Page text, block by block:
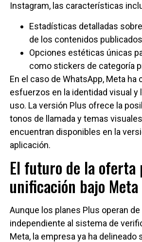
Instagram, las características
Estadísticas detalladas
de los contenidos
Opciones estéticas únicas
como stickers de categoría
En el caso de WhatsApp, Meta
esfuerzos en la identidad visual y
uso. La versión Plus ofrece la
tonos de llamada y temas
encuentran disponibles en la
aplicación.
El futuro de la oferta
unificación bajo Meta
Aunque los planes Plus operan de
independiente al sistema de
Meta, la empresa ya ha delineado